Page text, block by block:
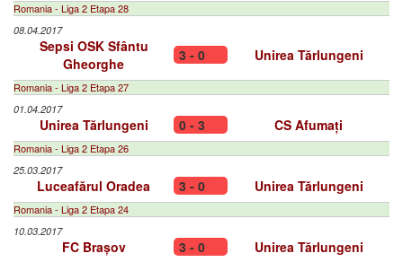
Romania - Liga 2 Etapa 28
08.04.2017
Sepsi OSK Sfântu
Gheorghe
3 - 0 Unirea Tărlungeni
Romania - Liga 2 Etapa 27
01.04.2017
Unirea Tărlungeni 0 - 3 CS Afumați
Romania - Liga 2 Etapa 26
25.03.2017
Luceafărul Oradea 3 - 0 Unirea Tărlungeni
Romania - Liga 2 Etapa 24
10.03.2017
FC Brașov 3 - 0 Unirea Tărlungeni